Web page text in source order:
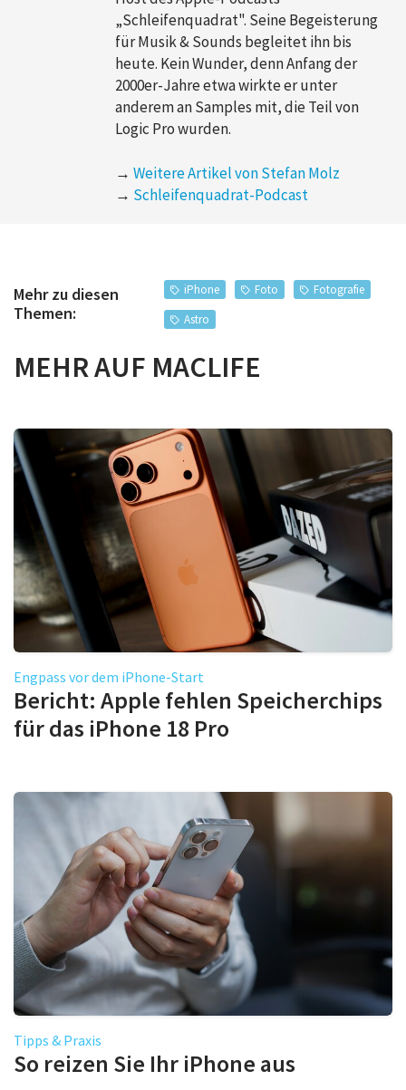
„Schleifenquadrat". Seine Begeisterung
für Musik & Sounds begleitet ihn bis
heute. Kein Wunder, denn Anfang der
2000er-Jahre etwa wirkte er unter
anderem an Samples mit, die Teil von
Logic Pro wurden.
→ Weitere Artikel von Stefan Molz
→ Schleifenquadrat-Podcast
Mehr zu diesen
Themen:
iPhone Foto
Fotografie
Astro
MEHR AUF MACLIFE
Engpass vor dem iPhone-Start
Bericht: Apple fehlen Speicherchips
für das iPhone 18 Pro
Tipps & Praxis
So reizen Sie Ihr iPhone aus